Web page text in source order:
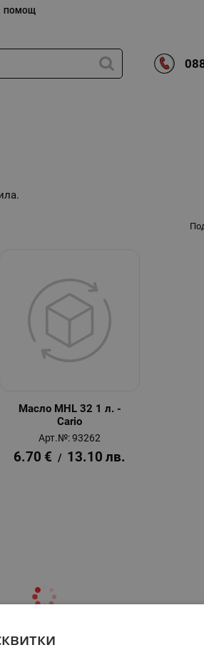
ПОМОЩ
Масло MHL 32 1 л. -
Cario
Арт.№: 93262
6.70 € / 13.10 лв.